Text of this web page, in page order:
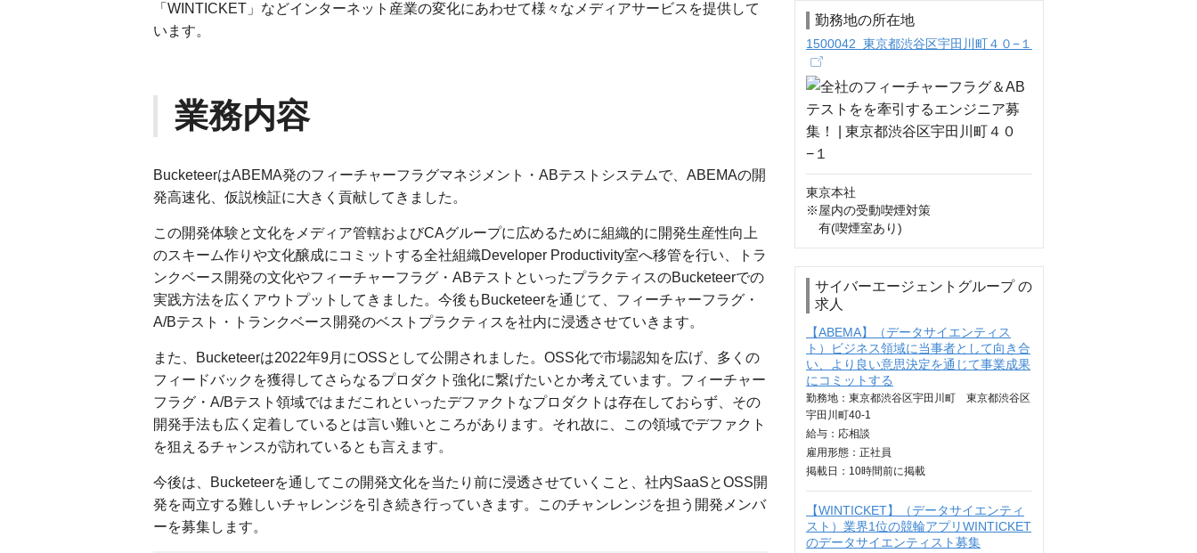
「WINTICKET」などインターネット産業の変化にあわせて様々なメディアサービスを提供して
います。
業務内容
BucketeerはABEMA発のフィーチャーフラグマネジメント・ABテストシステムで、ABEMAの開
発高速化、仮説検証に大きく貢献してきました。
この開発体験と文化をメディア管轄およびCAグループに広めるために組織的に開発生産性向上
のスキーム作りや文化醸成にコミットする全社組織Developer Productivity室へ移管を行い、トラ
ンクベース開発の文化やフィーチャーフラグ・ABテストといったプラクティスのBucketeerでの
実践方法を広くアウトプットしてきました。今後もBucketeerを通じて、フィーチャーフラグ・
A/Bテスト・トランクベース開発のベストプラクティスを社内に浸透させていきます。
また、Bucketeerは2022年9月にOSSとして公開されました。OSS化で市場認知を広げ、多くの
フィードバックを獲得してさらなるプロダクト強化に繋げたいとか考えています。フィーチャー
フラグ・A/Bテスト領域ではまだこれといったデファクトなプロダクトは存在しておらず、その
開発手法も広く定着しているとは言い難いところがあります。それ故に、この領域でデファクト
を狙えるチャンスが訪れているとも言えます。
今後は、Bucketeerを通してこの開発文化を当たり前に浸透させていくこと、社内SaaSとOSS開
発を両立する難しいチャレンジを引き続き行っていきます。このチャンレンジを担う開発メンバ
ーを募集します。
勤務地の所在地
1500042 東京都渋谷区宇田川町４０−１
東京本社
※屋内の受動喫煙対策
有(喫煙室あり)
サイバーエージェントグループ の
求人
【ABEMA】（データサイエンティス
ト）ビジネス領域に当事者として向き合
い、より良い意思決定を通じて事業成果
にコミットする
勤務地：東京都渋谷区宇田川町 東京都渋谷区
宇田川町40-1
給与： 応相談
雇用形態：正社員
掲載日： 10時間前に掲載
【WINTICKET】（データサイエンティ
スト）業界1位の競輪アプリWINTICKET
のデータサイエンティスト募集